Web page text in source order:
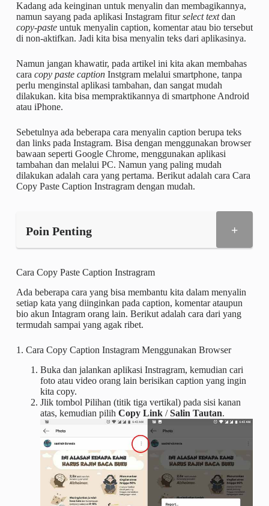
Kadang ada keinginan untuk menyalin dan membagikannya,
namun sayang pada aplikasi Instagram fiturselect textdan
copy-pasteuntuk menyalin caption, komentar atau bio tersebut
di non-aktifkan. Jadi kita bisa menyalin teks dari aplikasinya.
Namun jangan khawatir, pada artikel ini kita akan membahas
cara copy paste captionInstgram melalui smartphone, tanpa
perlu menginstal aplikasi tambahan, dan sangat mudah
dilakukan. kita bisa mempraktikannya di smartphone Android
atau iPhone.
Sebetulnya ada beberapa cara menyalin caption berupa teks
dan links pada Instagram. Bisa dengan menggunakan browser
bawaan seperti Google Chrome, menggunakan aplikasi
tambahan dan melalui PC. Namun yang paling mudah
dilakukan adalah cara yang pertama. Berikut adalah cara Cara
Copy Paste Caption Instragram dengan mudah.
Poin Penting +
Cara Copy Paste Caption Instragram
Ada beberapa cara yang bisa membantu kita dalam menyalin
setiap kata yang diinginkan pada caption, komentar ataupun
bio akun Intagram orang lain. Berikut adalah cara dari yang
termudah sampai yang agak ribet.
1. Cara Copy Caption Instagram Menggunakan Browser
Buka dan jalankan aplikasi Instragram, kemudian cari
foto atau video orang lain berisikan caption yang ingin
kita copy.
Jlik tombol Pilihan (titik tiga vertikal) pada sisi kanan
atas, kemudian pilih Copy Link/Salin Tautan.